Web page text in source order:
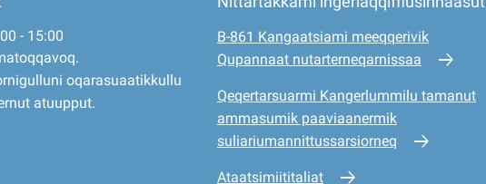
- 15:00
oqarasuaatikkullu
atuupput.
B-861 Kangaatsiami meeqqerivik
Qupannaat nutarterneqarnissaa
Qeqertarsuarmi Kangerlummilu tamanut
ammasumik paaviaanermik
suliariumannittussarsiorneq
Ataatsimiititaliat